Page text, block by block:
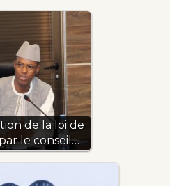
de la loi de
le conseil…